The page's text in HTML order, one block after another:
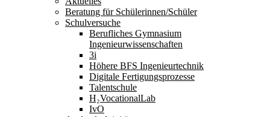
Beratung für Schülerinnen/Schüler
Schulversuche
Berufliches Gymnasium
Ingenieurwissenschaften
3i
Höhere BFS Ingenieurtechnik
Digitale Fertigungsprozesse
Talentschule
H₂VocationalLab
IvO